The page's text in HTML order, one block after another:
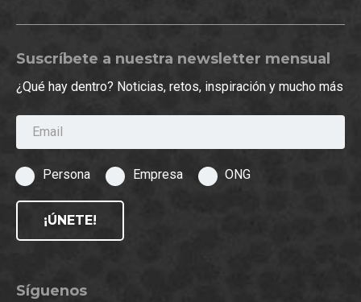
Suscríbete a nuestra newsletter mensual
¿Qué hay dentro? Noticias, retos, inspiración y mucho más
Email
Persona Empresa ONG
¡ÚNETE!
Síguenos